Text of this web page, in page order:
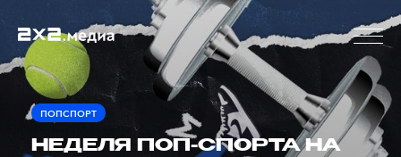
ПОПСПОРТ
НЕДЕЛЯ ПОП-СПОРТА НА